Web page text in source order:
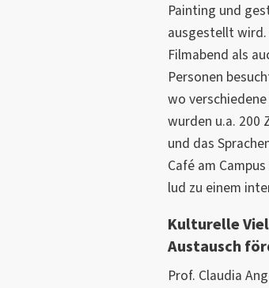
Painting und
ausgestellt wird.
Filmabend als
Personen
wo
wurden u.a. 200
und das
Café am
lud zu einem
Kulturelle
Austausch
Prof. Claudia